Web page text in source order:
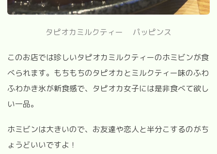
タピオカミルクティー パッピンス
このお店では珍しいタピオカミルクティーのホミビンが食
べられます。もちもちのタピオカとミルクティー味のふわ
ふわかき氷が新食感で、タピオカ女子には是非食べて欲し
い一品。
ホミビンは大きいので、お友達や恋人と半分こするのがち
ょうどいいですよ！